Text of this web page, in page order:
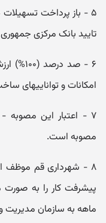
۵ - باز پرداخت
تایید بانک مرکزی
۶ - صد
امکانات و تواناییهای
۷ - اعتبار این
مصوبه است.
۸ - شهرداری قم موظف
پیشرفت کار را به
ماهه به سازمان مدیریت و